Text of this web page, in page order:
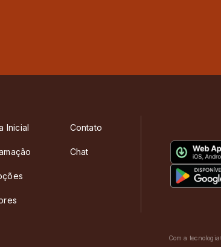
Inicial Contato
Chat
Com a tecnologia